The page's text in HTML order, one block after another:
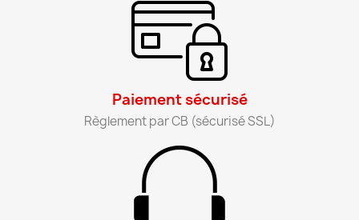
Paiement sécurisé​
Règlement par CB (sécurisé SSL)​